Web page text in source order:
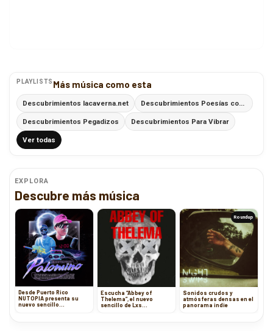
PLAYLISTS Más música como esta
Descubrimientos lacaverna.net
Descubrimientos Pegadizos Descubrimientos Para Vibrar
Ver todas
EXPLORA
Descubre más música
Desde Puerto Rico
NUTOPIA presenta su
nuevo sencillo
Escucha “Abbey of
Thelema”, el nuevo
sencillo de Lxs
Roundup
Sonidos crudos y
atmósferas densas en el
panorama indie